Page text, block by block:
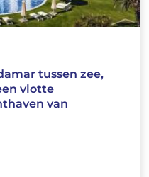
tussen zee,
vlotte
van